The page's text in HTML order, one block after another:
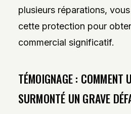
plusieurs réparations,
cette protection pour
commercial significatif.
TÉMOIGNAGE : COMMENT
SURMONTÉ UN GRAVE